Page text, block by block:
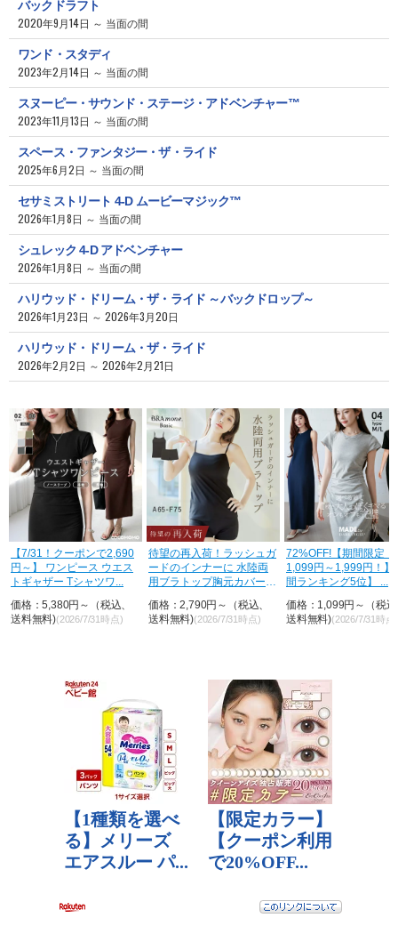
バックドラフト
2020年9月14日 ～ 当面の間
ワンド・スタディ
2023年2月14日 ～ 当面の間
スヌーピー・サウンド・ステージ・アドベンチャー™
2023年11月13日 ～ 当面の間
スペース・ファンタジー・ザ・ライド
2025年6月2日 ～ 当面の間
セサミストリート 4-D ムービーマジック™
2026年1月8日 ～ 当面の間
シュレック 4-D アドベンチャー
2026年1月8日 ～ 当面の間
ハリウッド・ドリーム・ザ・ライド ～バックドロップ～
2026年1月23日 ～ 2026年3月20日
ハリウッド・ドリーム・ザ・ライド
2026年2月2日 ～ 2026年2月21日
待望の再入荷！ラッシュガ
ードのインナーに 水陸両
用ブラトップ胸元カバー型
価格：2,790円～（税込、
送料無料)(2026/7/31時点)
72%OFF!【期間限定：
1,099円～1,999円！】【年
間ランキング5位】 ...
価格：1,099円～（税込、
送料無料)(2026/7/31時点)
ほぼ即納 47%OFF!【
限定：1,990円～
円！】 パンツ レデ...
価格：1,990円～（税
送料無料)(2026/7/31時